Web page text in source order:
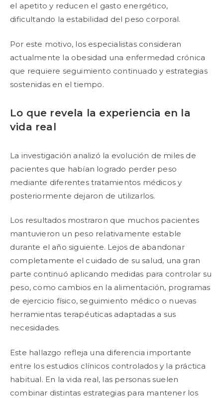
el apetito y reducen el gasto energético,
dificultando la estabilidad del peso corporal.
Por este motivo, los especialistas consideran
actualmente la obesidad una enfermedad crónica
que requiere seguimiento continuado y estrategias
sostenidas en el tiempo.
Lo que revela la experiencia en la
vida real
La investigación analizó la evolución de miles de
pacientes que habían logrado perder peso
mediante diferentes tratamientos médicos y
posteriormente dejaron de utilizarlos.
Los resultados mostraron que muchos pacientes
mantuvieron un peso relativamente estable
durante el año siguiente. Lejos de abandonar
completamente el cuidado de su salud, una gran
parte continuó aplicando medidas para controlar su
peso, como cambios en la alimentación, programas
de ejercicio físico, seguimiento médico o nuevas
herramientas terapéuticas adaptadas a sus
necesidades.
Este hallazgo refleja una diferencia importante
entre los estudios clínicos controlados y la práctica
habitual. En la vida real, las personas suelen
combinar distintas estrategias para mantener los